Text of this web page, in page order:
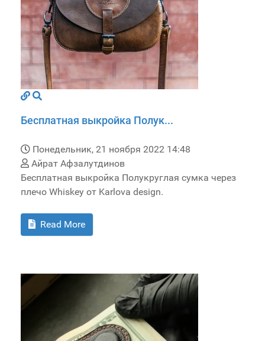
Бесплатная выкройка Полук...
Понедельник, 21 ноября 2022 14:48
Айрат Афзалутдинов
Бесплатная выкройка Полукруглая сумка через
плечо Whiskey от Karlova design.
Read More